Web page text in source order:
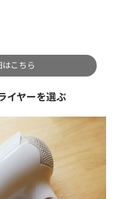
こちら
イヤーを選ぶ